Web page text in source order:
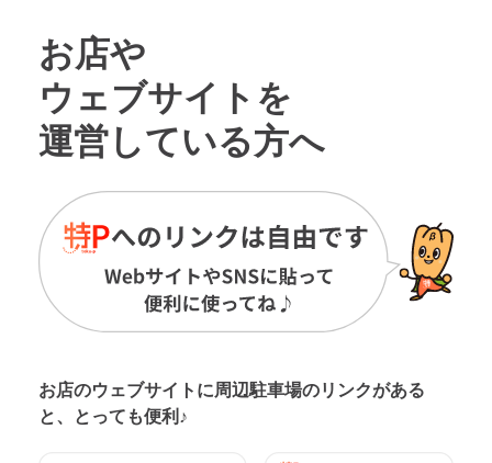
お店や
ウェブサイトを
運営している方へ
お店のウェブサイトに周辺駐車場のリンクがある
と、とっても便利♪